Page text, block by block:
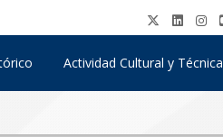
Actividad Cultural y Técnica